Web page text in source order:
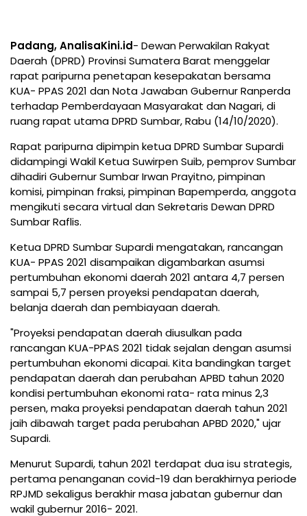
Padang, AnalisaKini.id- Dewan Perwakilan Rakyat
Daerah (DPRD) Provinsi Sumatera Barat menggelar
rapat paripurna penetapan kesepakatan bersama
KUA- PPAS 2021 dan Nota Jawaban Gubernur Ranperda
terhadap Pemberdayaan Masyarakat dan Nagari, di
ruang rapat utama DPRD Sumbar, Rabu (14/10/2020).
Rapat paripurna dipimpin ketua DPRD Sumbar Supardi
didampingi Wakil Ketua Suwirpen Suib, pemprov Sumbar
dihadiri Gubernur Sumbar Irwan Prayitno, pimpinan
komisi, pimpinan fraksi, pimpinan Bapemperda, anggota
mengikuti secara virtual dan Sekretaris Dewan DPRD
Sumbar Raflis.
Ketua DPRD Sumbar Supardi mengatakan, rancangan
KUA- PPAS 2021 disampaikan digambarkan asumsi
pertumbuhan ekonomi daerah 2021 antara 4,7 persen
sampai 5,7 persen proyeksi pendapatan daerah,
belanja daerah dan pembiayaan daerah.
"Proyeksi pendapatan daerah diusulkan pada
rancangan KUA-PPAS 2021 tidak sejalan dengan asumsi
pertumbuhan ekonomi dicapai. Kita bandingkan target
pendapatan daerah dan perubahan APBD tahun 2020
kondisi pertumbuhan ekonomi rata- rata minus 2,3
persen, maka proyeksi pendapatan daerah tahun 2021
jaih dibawah target pada perubahan APBD 2020," ujar
Supardi.
Menurut Supardi, tahun 2021 terdapat dua isu strategis,
pertama penanganan covid-19 dan berakhirnya periode
RPJMD sekaligus berakhir masa jabatan gubernur dan
wakil gubernur 2016- 2021.